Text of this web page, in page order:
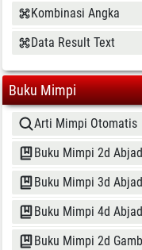
Kombinasi Angka
Data Result Text
Buku Mimpi
Arti Mimpi Otomatis
Buku Mimpi 2d Abjad
Buku Mimpi 3d Abjad
Buku Mimpi 4d Abjad
Buku Mimpi 2d